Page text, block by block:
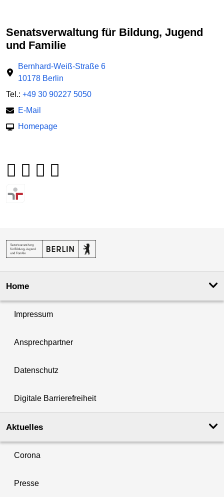
Senatsverwaltung für Bildung, Jugend
und Familie
Bernhard-Weiß-Straße 6
10178 Berlin
Tel.: +49 30 90227 5050
E-Mail
Homepage
Home
Impressum
Ansprechpartner
Datenschutz
Digitale Barrierefreiheit
Aktuelles
Corona
Presse